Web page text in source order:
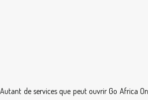
de services que peut ouvrir Go Africa